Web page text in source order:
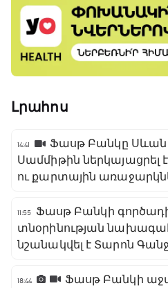
Լրահոս
14:41
Ֆասթ Բանկը
Սամմիթին ներկայացրել
ու քարտային
11:55
Ֆասթ Բանկի
տնօրինության
նշանակվել է Տարոն
18:44
Ֆասթ Բանկի